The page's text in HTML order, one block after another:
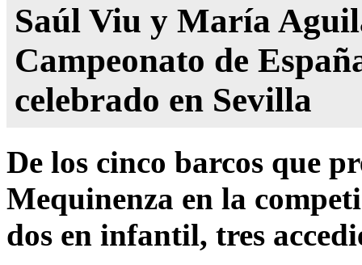
Saúl Viu y María
Campeonato de
celebrado en Sevilla
De los cinco barcos que
Mequinenza en la
dos en infantil, tres